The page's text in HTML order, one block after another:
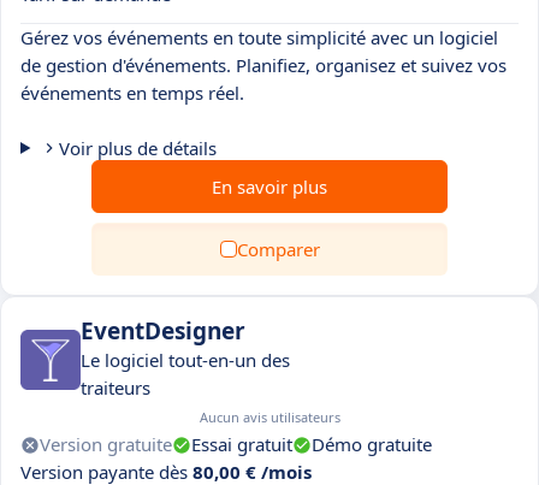
Gérez vos événements en toute simplicité avec un logiciel
de gestion d'événements. Planifiez, organisez et suivez vos
événements en temps réel.
Voir plus de détails
En savoir plus
Comparer
EventDesigner
Le logiciel tout-en-un des
traiteurs
Aucun avis utilisateurs
Version gratuite Essai gratuit
Démo gratuite
Version payante dès 80,00 € /mois